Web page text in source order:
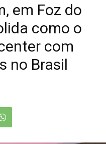
em Foz do
como o
com
no Brasil